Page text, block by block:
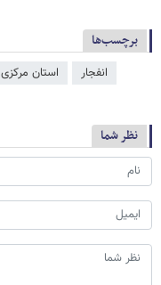
برچسب‌ها
انفجار استان مرکزی
نظر شما